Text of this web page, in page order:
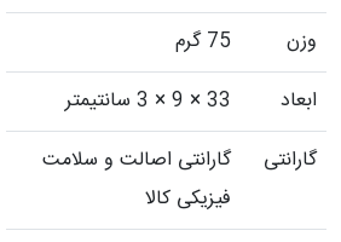
وزن
75 گرم
ابعاد
33 × 9 × 3 سانتیمتر
گارانتی
گارانتی اصالت و سلامت
فیزیکی کالا